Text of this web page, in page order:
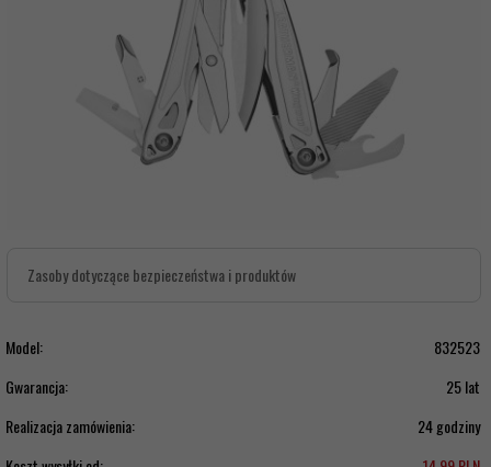
Zasoby dotyczące bezpieczeństwa i produktów
Model:
832523
Gwarancja:
25 lat
Realizacja zamówienia:
24 godziny